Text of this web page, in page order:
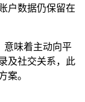
户数据仍保留在
意味着主动向平
及社交关系，此
案。